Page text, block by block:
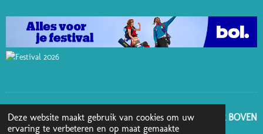
Deze website maakt gebruik van cookies om uw
ervaring te verbeteren en op maat gemaakte
E
R
E
S
T
E
D
I
N
O
B
O
K
A
G
A
GA NAAR BOVEN